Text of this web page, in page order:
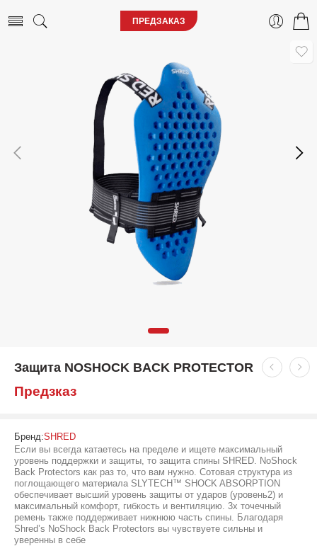
ПРЕДЗАКАЗ
Защита NOSHOCK BACK PROTECTOR
Предзказ
Бренд:SHRED
Если вы всегда катаетесь на пределе и ищете максимальный
уровень поддержки и защиты, то защита спины SHRED. NoShock
Back Protectors как раз то, что вам нужно. Сотовая структура из
поглощающего материала SLYTECH™ SHOCK ABSORPTION
обеспечивает высший уровень защиты от ударов (уровень2) и
максимальный комфорт, гибкость и вентиляцию. 3х точечный
ремень также поддерживает нижнюю часть спины. Благодаря
Shred’s NoShock Back Protectors вы чувствуете сильны и
уверенны в себе